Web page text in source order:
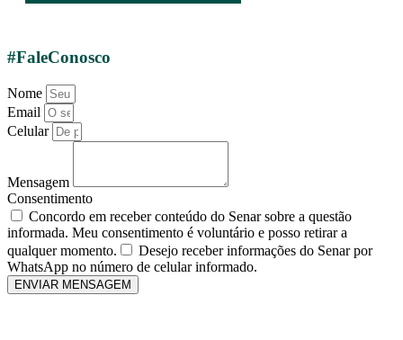
#FaleConosco
Nome
Email
Celular
Mensagem
Consentimento
Concordo em receber conteúdo do Senar sobre a questão
informada. Meu consentimento é voluntário e posso retirar a
qualquer momento.
Desejo receber informações do Senar por
WhatsApp no número de celular informado.
ENVIAR MENSAGEM